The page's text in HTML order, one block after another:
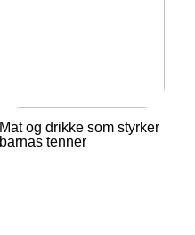
Mat og drikke som styrker
barnas tenner